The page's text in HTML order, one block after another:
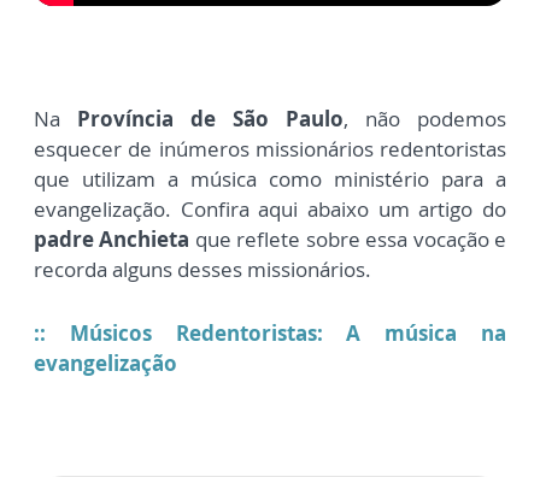
Na Província de São Paulo, não podemos
esquecer de inúmeros missionários redentoristas
que utilizam a música como ministério para a
evangelização. Confira aqui abaixo um artigo do
padre Anchieta que reflete sobre essa vocação e
recorda alguns desses missionários.
:: Músicos Redentoristas: A música na
evangelização